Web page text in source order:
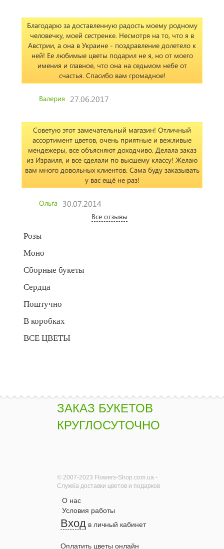
Благодарю за доставленную радость моему родному
человечку, моей сестренке. Несмотря на то, что я в
Австрии, а она в Украине - поздравление долетело к
ней! Ее любимые цветы подарил не я, но от моего
имения и главное, что она на седьмом небе от
счастья. Спасибо вам громадное!
Валерия 27.06.2017
Советую этот замечательный магазин! Отличный
ассортимент цветов, очень приятные и вежливые
мендежеры, все объясняют доходчиво. Делала заказ
из Израиля, и все сделали по высшему классу! Желаю
вам много довольных клиентов. Сама буду заказывать
у вас ещё не раз!
Ольга 30.07.2014
Все отзывы
Розы
Моно
Сборные букеты
Сердца
Поштучно
В коробках
ВСЕ ЦВЕТЫ
ЗАКАЗ БУКЕТОВ
КРУГЛОСУТОЧНО
© 2007-2023 Flowers-Shop.com.ua -
Служба доставки цветов и подарков
О нас
Условия работы
Вход в личный кабинет
Оплатить цветы онлайн